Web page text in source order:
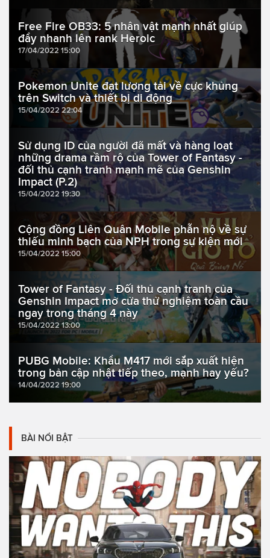
Free Fire OB33: 5 nhân vật mạnh nhất giúp
đẩy nhanh lên rank Heroic
17/04/2022 15:00
Pokemon Unite đạt lượng tải về cực khủng
trên Switch và thiết bị di động
15/04/2022 22:04
Sử dụng ID của người đã mất và hàng loạt
những drama rầm rộ của Tower of Fantasy -
đối thủ cạnh tranh mạnh mẽ của Genshin
Impact (P.2)
15/04/2022 19:30
Cộng đồng Liên Quân Mobile phẫn nộ về sự
thiếu minh bạch của NPH trong sự kiện mới
15/04/2022 15:00
Tower of Fantasy - Đối thủ cạnh tranh của
Genshin Impact mở cửa thử nghiệm toàn cầu
ngay trong tháng 4 này
15/04/2022 13:00
PUBG Mobile: Khẩu M417 mới sắp xuất hiện
trong bản cập nhật tiếp theo, mạnh hay yếu?
14/04/2022 19:00
BÀI NỔI BẬT